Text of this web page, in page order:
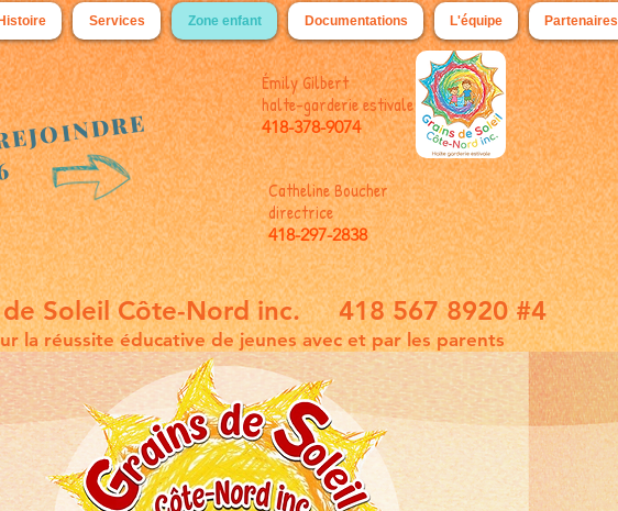
Services Zone enfant Documentations L'équipe Partenaires
Émily Gilbert
halte-garderie estivale
418-378-9074
Catheline Boucher
directrice
418-297-2838
de Soleil Côte-Nord inc. 418 567 8920 #4
la réussite éducative de jeunes avec et par les parents